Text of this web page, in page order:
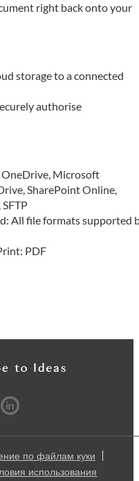
right back onto your
storage to a connected
authorise
Microsoft
SharePoint Online,
All file formats supported
PDF
по файлам куки
использования